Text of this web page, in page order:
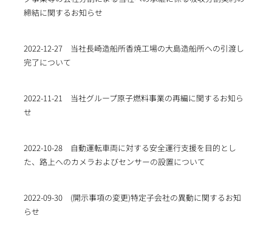
締結に関するお知らせ
2022-12-27
当社長崎造船所香焼工場の大島造船所への引渡し
完了について
2022-11-21
当社グループ原子燃料事業の再編に関するお知ら
せ
2022-10-28
自動運転車両に対する安全運行支援を目的とし
た、路上へのカメラおよびセンサーの設置について
2022-09-30
(開示事項の変更)特定子会社の異動に関するお知
らせ